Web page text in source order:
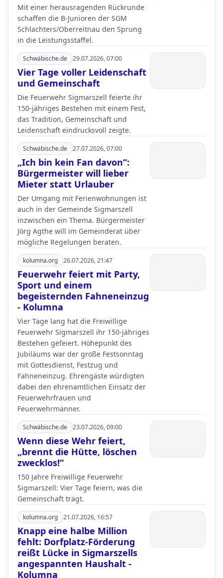
Mit einer herausragenden Rückrunde
schaffen die B-Junioren der SGM
Schlachters/Oberreitnau den Sprung
in die Leistungsstaffel.
Schwäbische.de 29.07.2026, 07:00
Vier Tage voller Leidenschaft
und Gemeinschaft
Die Feuerwehr Sigmarszell feierte ihr
150-jähriges Bestehen mit einem Fest,
das Tradition, Gemeinschaft und
Leidenschaft eindrucksvoll zeigte.
Schwäbische.de 27.07.2026, 07:00
„Ich bin kein Fan davon“:
Bürgermeister will lieber
Mieter statt Urlauber
Der Umgang mit Ferienwohnungen ist
auch in der Gemeinde Sigmarszell
inzwischen ein Thema. Bürgermeister
Jörg Agthe will im Gemeinderat über
mögliche Regelungen beraten.
kolumna.org 26.07.2026, 21:47
Feuerwehr feiert mit Party,
Sport und einem
begeisternden Fahneneinzug
- Kolumna
Vier Tage lang hat die Freiwillige
Feuerwehr Sigmarszell ihr 150-jähriges
Bestehen gefeiert. Höhepunkt des
Jubiläums war der große Festsonntag
mit Gottesdienst, Festzug und
Fahneneinzug. Ehrengäste würdigten
dabei den ehrenamtlichen Einsatz der
Feuerwehrfrauen und
Feuerwehrmänner.
Schwäbische.de 23.07.2026, 09:00
Wenn diese Wehr feiert,
„brennt die Hütte, löschen
zwecklos!“
150 Jahre Freiwillige Feuerwehr
Sigmarszell: Vier Tage feiern, was die
Gemeinschaft trägt.
kolumna.org 21.07.2026, 16:57
Knapp eine halbe Million
fehlt: Dorfplatz-Förderung
reißt Lücke in Sigmarszells
angespannten Haushalt -
Kolumna